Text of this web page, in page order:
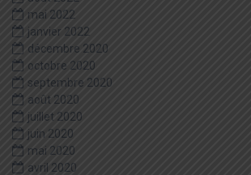
mai 2022
janvier 2022
décembre 2020
octobre 2020
septembre 2020
août 2020
juillet 2020
juin 2020
mai 2020
avril 2020